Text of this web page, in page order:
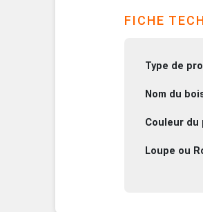
FICHE
Type de
Nom du
Couleur du
Loupe ou